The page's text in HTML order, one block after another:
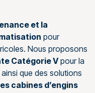
et la
pour
Nous proposons
Catégorie Vpour la
que des solutions
cabines d’engins